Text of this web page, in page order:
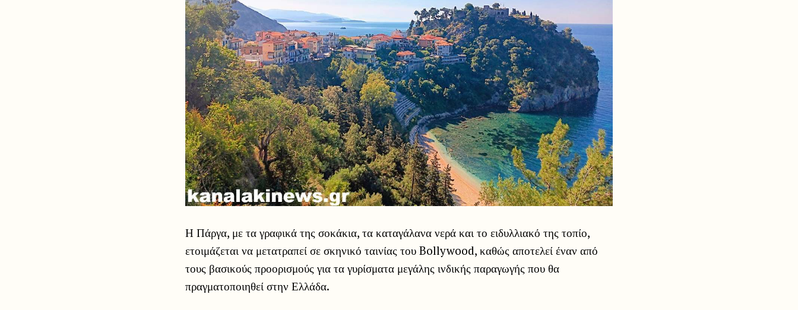
Η Πάργα, με τα γραφικά της σοκάκια, τα καταγάλανα νερά και το ειδυλλιακό της τοπίο,
ετοιμάζεται να μετατραπεί σε σκηνικό ταινίας του Bollywood, καθώς αποτελεί έναν από
τους βασικούς προορισμούς για τα γυρίσματα μεγάλης ινδικής παραγωγής που θα
πραγματοποιηθεί στην Ελλάδα.